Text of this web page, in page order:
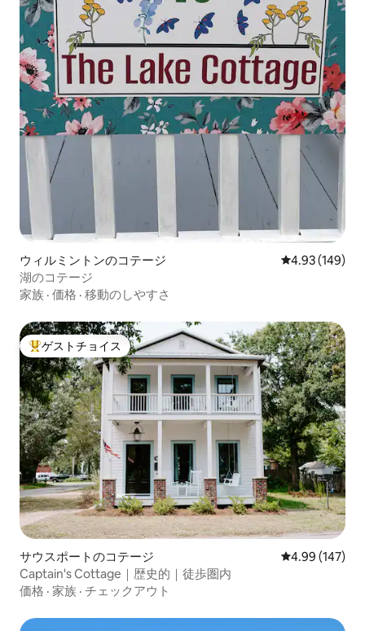
ウィルミントンのコテージ レビュー149
4.93 (149)
湖のコテージ
家族 · 価格 · 移動のしやすさ
大好評のゲストチョイスです。
ゲストチョイス
サウスポートのコテージ レビュー147
4.99 (147)
Captain's Cottage｜歴史的｜徒歩圏内
価格 · 家族 · チェックアウト